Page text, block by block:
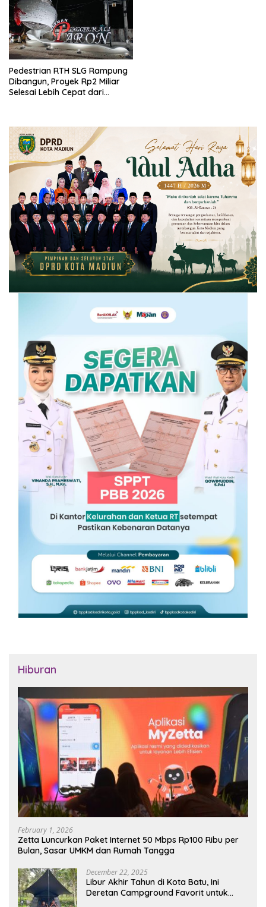
Pedestrian RTH SLG Rampung
Dibangun, Proyek Rp2 Miliar
Selesai Lebih Cepat dari
Hiburan
February 1, 2026
Zetta Luncurkan Paket Internet 50 Mbps Rp100 Ribu per
Bulan, Sasar UMKM dan Rumah Tangga
December 22, 2025
Libur Akhir Tahun di Kota Batu, Ini
Deretan Campground Favorit untuk